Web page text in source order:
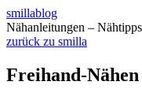
smillablog
Nähanleitungen –
zurück zu smilla
Freihand-